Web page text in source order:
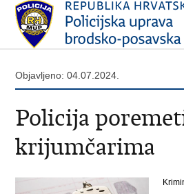
Objavljeno: 04.07.2024.
Policija
krijumčarima